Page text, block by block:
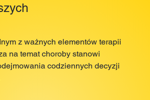
z ważnych elementów terapii
na temat choroby stanowi
codziennych decyzji